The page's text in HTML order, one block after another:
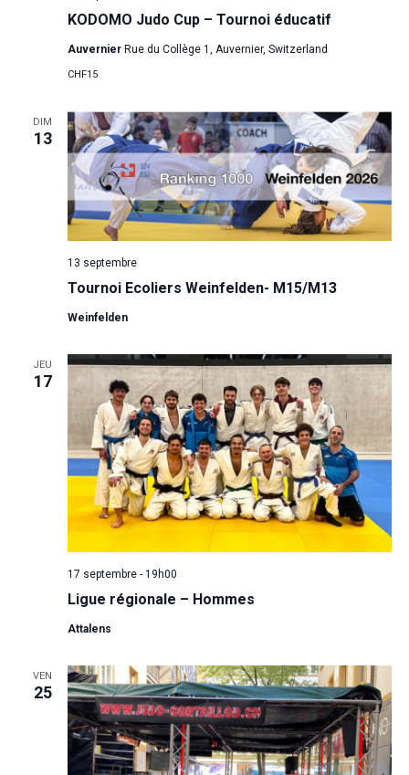
KODOMO Judo Cup – Tournoi éducatif
Auvernier Rue du Collège 1, Auvernier, Switzerland
CHF15
DIM
13
Tournoi Ecoliers Weinfelden- M15/M13
13 septembre
Weinfelden
JEU
17
Ligue régionale – Hommes
17 septembre - 19h00
Attalens
VEN
25